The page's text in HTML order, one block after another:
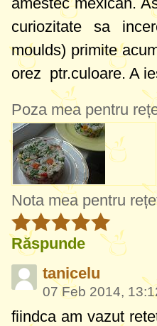
curiozitate sa
moulds) primite
orez ptr.culoare. A
Poza mea pentru
Nota mea pentru
Răspunde
tanicelu
07 Feb 2014,
fiindca am vazut